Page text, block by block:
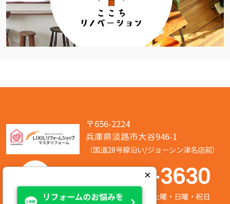
〒656-2224
兵庫県淡路市大谷946-1
（国道28号線沿い/ジョーシン津名店前）
050-7586-3630
営業時間:8:00～17:00 定休日:第2/第4土曜・日曜・祝日
×